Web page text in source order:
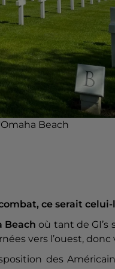
Beach
ce serait celui-
Beachoù tant de
vers l’ouest, donc
des